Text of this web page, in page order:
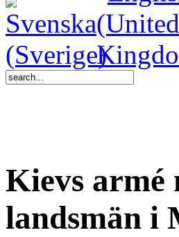
Kievs armé
landsmän i